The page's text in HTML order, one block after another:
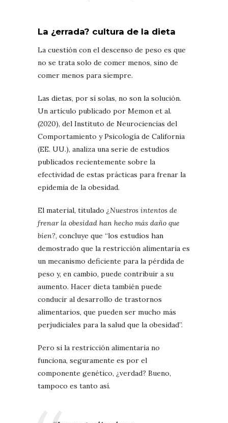
La ¿errada? cultura de la dieta
La cuestión con el descenso de peso es que
no se trata solo de comer menos, sino de
comer menos para siempre.
Las dietas, por sí solas, no son la solución.
Un artículo publicado por Memon et al.
(2020), del Instituto de Neurociencias del
Comportamiento y Psicología de California
(EE. UU.), analiza una serie de estudios
publicados recientemente sobre la
efectividad de estas prácticas para frenar la
epidemia de la obesidad.
El material, titulado ¿Nuestros intentos de
frenar la obesidad han hecho más daño que
bien?, concluye que “los estudios han
demostrado que la restricción alimentaria es
un mecanismo deficiente para la pérdida de
peso y, en cambio, puede contribuir a su
aumento. Hacer dieta también puede
conducir al desarrollo de trastornos
alimentarios, que pueden ser mucho más
perjudiciales para la salud que la obesidad”.
Pero si la restricción alimentaria no
funciona, seguramente es por el
componente genético, ¿verdad? Bueno,
tampoco es tanto así.